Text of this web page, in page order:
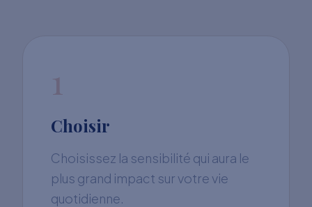
1
Choisir
Choisissez la sensibilité qui aura le
plus grand impact sur votre vie
quotidienne.